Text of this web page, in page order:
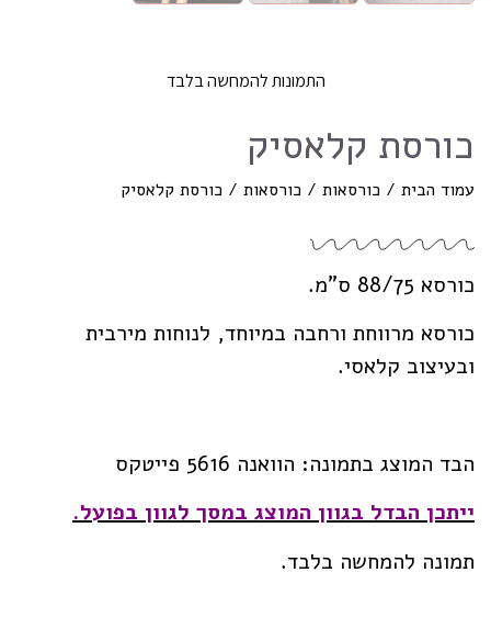
כורסת קלאסיק
עמוד הבית / כורסאות / כורסאות / כורסת קלאסיק
כורסא 88/75 ס”מ.
כורסא מרווחת ורחבה במיוחד, לנוחות מירבית
ובעיצוב קלאסי.
הבד המוצג בתמונה: הוואנה 5616 פייטקס
ייתכן הבדל בגוון המוצג במסך לגוון בפועל.
תמונה להמחשה בלבד.
התמונות להמחשה בלבד